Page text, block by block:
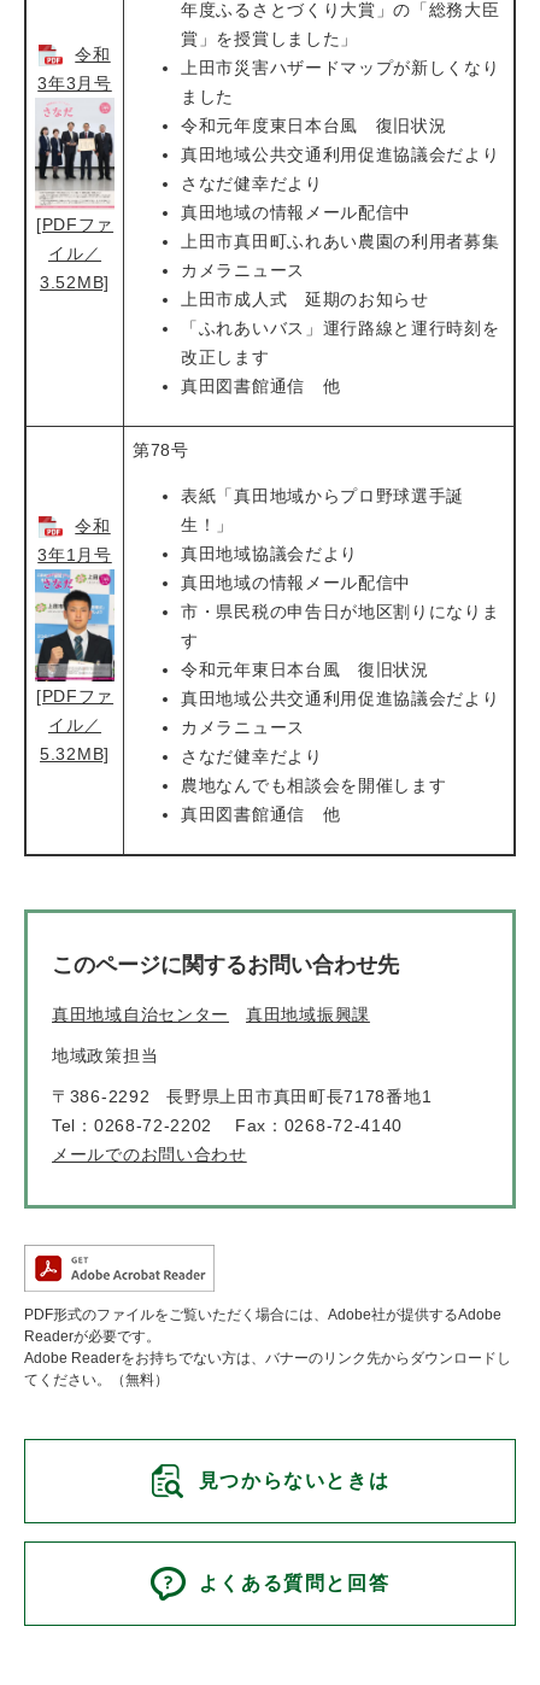
令和
3年3月号
[PDFファ
イル／
3.52MB]
年度ふるさとづくり大賞」の「総務大臣
賞」を授賞しました」
上田市災害ハザードマップが新しくなり
ました
令和元年度東日本台風 復旧状況
真田地域公共交通利用促進協議会だより
さなだ健幸だより
真田地域の情報メール配信中
上田市真田町ふれあい農園の利用者募集
カメラニュース
上田市成人式 延期のお知らせ
「ふれあいバス」運行路線と運行時刻を
改正します
真田図書館通信 他
令和
3年1月号
[PDFファ
イル／
5.32MB]
第78号
表紙「真田地域からプロ野球選手誕
生！」
真田地域協議会だより
真田地域の情報メール配信中
市・県民税の申告日が地区割りになりま
す
令和元年東日本台風 復旧状況
真田地域公共交通利用促進協議会だより
カメラニュース
さなだ健幸だより
農地なんでも相談会を開催します
真田図書館通信 他
このページに関するお問い合わせ先
真田地域自治センター 真田地域振興課
地域政策担当
〒386-2292
長野県上田市真田町長7178番地1
Tel：0268-72-2202
Fax：0268-72-4140
メールでのお問い合わせ
PDF形式のファイルをご覧いただく場合には、Adobe社が提供するAdobe
Readerが必要です。
Adobe Readerをお持ちでない方は、バナーのリンク先からダウンロードし
てください。（無料）
見つからないときは
よくある質問と回答